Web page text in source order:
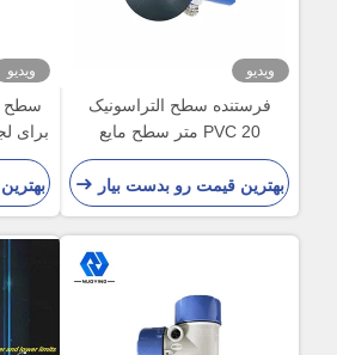
ویدیو
فرستنده سطح التراسونیک
PVC 20 متر سطح مایع
التراسونیک با دقت بالا
بهترین قیمت رو بدست بیار
ویدیو